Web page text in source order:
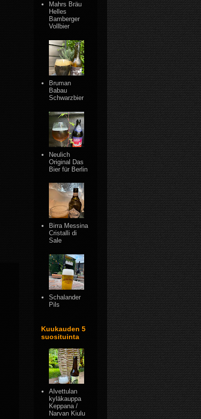
Mahrs Bräu
Helles
Bamberger
Vollbier
Bruman
Babau
Schwarzbier
Neulich
Original Das
Bier für Berlin
Birra Messina
Cristalli di
Sale
Schalander
Pils
Kuukauden 5
suosituinta
Alvettulan
kyläkauppa
Keppana /
Narvan Kiulu